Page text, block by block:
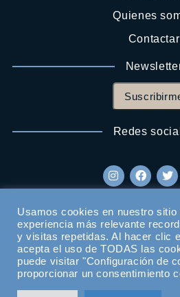
Quienes
Contactar
Redes
Usamos cookies en nuestro sitio
experiencia más relevante
y visitas repetidas. Al hacer clic
acepta el uso de TODAS las
puede visitar "Configuración de
proporcionar un consentimiento